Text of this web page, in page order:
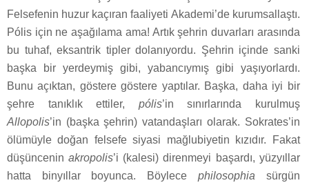
Felsefenin huzur kaçıran faaliyeti Akademi’de kurumsallaştı.
Pólis için ne aşağılama ama! Artık şehrin duvarları arasında
bu tuhaf, eksantrik tipler dolanıyordu. Şehrin içinde sanki
başka bir yerdeymiş gibi, yabancıymış gibi yaşıyorlardı.
Bunu açıktan, göstere göstere yaptılar. Başka, daha iyi bir
şehre tanıklık ettiler, pólis’in sınırlarında kurulmuş
Allopolis’in (başka şehrin) vatandaşları olarak. Sokrates’in
ölümüyle doğan felsefe siyasi mağlubiyetin kızıdır. Fakat
düşünceninakropolis’i (kalesi) direnmeyi başardı, yüzyıllar
hatta binyıllar boyunca. Böylece philosophia sürgün